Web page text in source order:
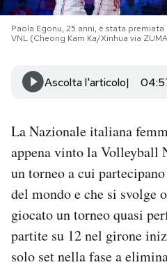
SHOP
CALENDARIO
AREA PERSONALE
Area Personale
Newsletter
Notifiche mobile
Hai bisogno di aiuto?
Esci
Paola Egonu, 25 anni, è stata
VNL (Cheong Kam Ka/Xinhua via
Ascolta l'articolo
La Nazionale italiana
appena vinto la Volleyball
un torneo a cui
del mondo e che si svolge
giocato un torneo quasi
partite su 12 nel girone
solo set nella fase a